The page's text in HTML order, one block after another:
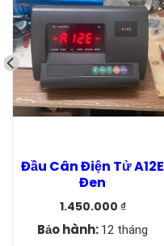
Đầu Cân Điện Tử A12E
Đen
Giá
gốc
là:
1.450.000 ₫
Giá
hiện
tại
Bảo hành: 12 tháng